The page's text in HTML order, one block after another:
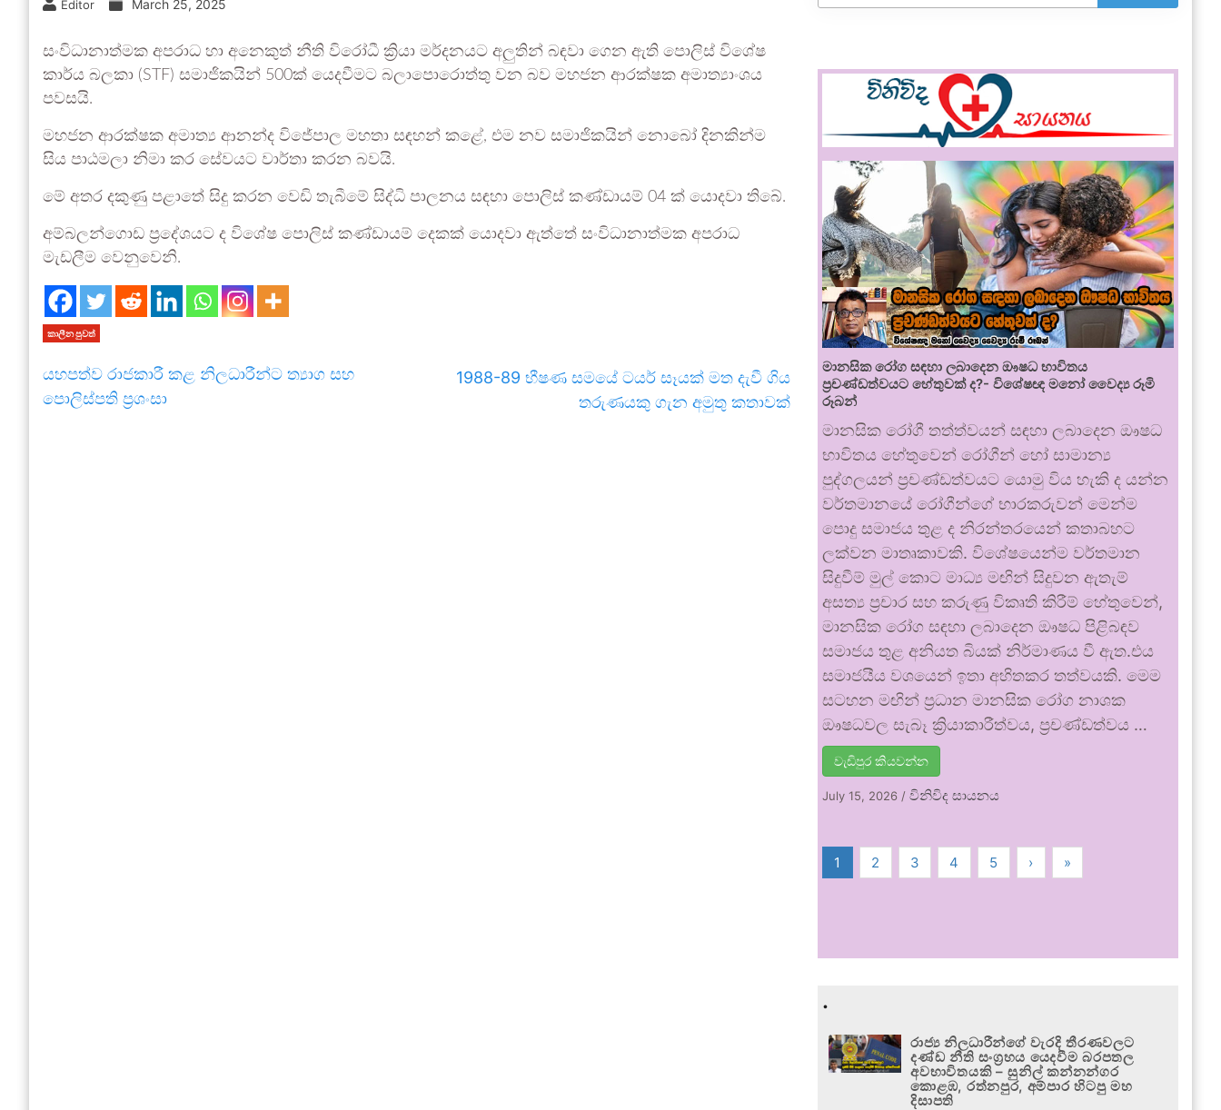
Editor March 25, 2025
සංවිධානාත්මක අපරාධ හා අනෙකුත් නීති විරෝධී ක්‍රියා මර්දනයට අලුතින් බඳවා ගෙන ඇති පොලිස් විශේෂ
කාර්ය බලකා (STF) සමාජිකයින් 500ක් යෙදවීමට බලාපොරොත්තු වන බව මහජන ආරක්ෂක අමාත්‍යාංශය
පවසයි.
මහජන ආරක්ෂක අමාත්‍ය ආනන්ද විජේපාල මහතා සඳහන් කළේ, එම නව සමාජිකයින් නොබෝ දිනකින්ම
සිය පාඨමලා නිමා කර සේවයට වාර්තා කරන බවයි.
මේ අතර දකුණු පළාතේ සිදු කරන වෙඩි තැබීමේ සිද්ධි පාලනය සඳහා පොලිස් කණ්ඩායම් 04 ක් යොදවා තිබේ.
අම්බලන්ගොඩ ප්‍රදේශයට ද විශේෂ පොලිස් කණ්ඩායම් දෙකක් යොදවා ඇත්තේ සංවිධානාත්මක අපරාධ
මැඩලීම වෙනුවෙනි.
කාලීන පුවත්
යහපත්ව රාජකාරී කළ නිලධාරීන්ට ත්‍යාග සහ
පොලිස්පති ප්‍රශංසා
1988-89 භීෂණ සමයේ ටයර් සෑයක් මත දැවී ගිය
තරුණයකු ගැන අමුතු කතාවක්
මානසික රෝග සඳහා ලබාදෙන ඖෂධ භාවිතය
ප්‍රචණ්ඩත්වයට හේතුවක් ද?- විශේෂඥ මනෝ වෛද්‍ය රූමි
රූබන්
මානසික රෝගී තත්ත්වයන් සඳහා ලබාදෙන ඖෂධ
භාවිතය හේතුවෙන් රෝගීන් හෝ සාමාන්‍ය
පුද්ගලයන් ප්‍රචණ්ඩත්වයට යොමු විය හැකි ද යන්න
වර්තමානයේ රෝගීන්ගේ භාරකරුවන් මෙන්ම
පොදු සමාජය තුළ ද නිරන්තරයෙන් කතාබහට
ලක්වන මාතෘකාවකි. විශේෂයෙන්ම වර්තමාන
සිදුවීම් මුල් කොට මාධ්‍ය මඟින් සිදුවන ඇතැම්
අසත්‍ය ප්‍රචාර සහ කරුණු විකෘති කිරීම් හේතුවෙන්,
මානසික රෝග සඳහා ලබාදෙන ඖෂධ පිළිබඳව
සමාජය තුළ අනියත බියක් නිර්මාණය වී ඇත.එය
සමාජයීය වශයෙන් ඉතා අහිතකර තත්වයකි. මෙම
සටහන මඟින් ප්‍රධාන මානසික රෝග නාශක
ඖෂධවල සැබෑ ක්‍රියාකාරීත්වය, ප්‍රචණ්ඩත්වය …
වැඩිපුර කියවන්න
July 15, 2026 /විනිවිද සායනය
1 2 3 4 5 › »
.
රාජ්‍ය නිලධාරීන්ගේ වැරදි තීරණවලට
දණ්ඩ නීති සංග්‍රහය යෙදවීම බරපතල
අවභාවිතයකි – සුනිල් කන්නන්ගර
කොළඹ, රත්නපුර, අම්පාර හිටපු මහ
දිසාපති